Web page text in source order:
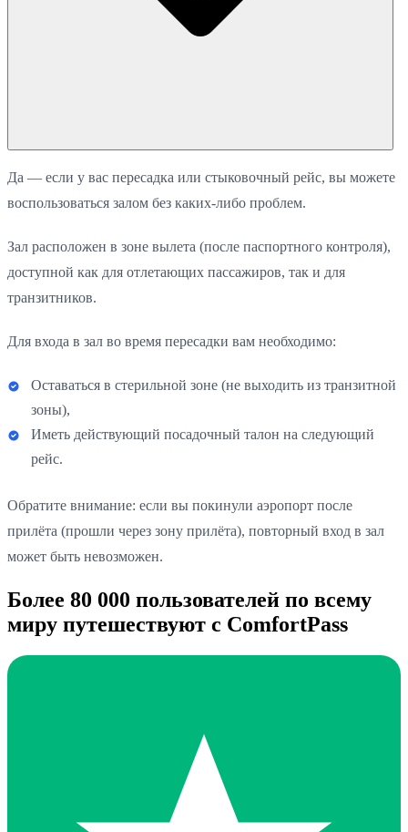
Да — если у вас пересадка или стыковочный рейс, вы можете
воспользоваться залом без каких-либо проблем.
Зал расположен в зоне вылета (после паспортного контроля),
доступной как для отлетающих пассажиров, так и для
транзитников.
Для входа в зал во время пересадки вам необходимо:
Оставаться в стерильной зоне (не выходить из транзитной
зоны),
Иметь действующий посадочный талон на следующий
рейс.
Обратите внимание: если вы покинули аэропорт после
прилёта (прошли через зону прилёта), повторный вход в зал
может быть невозможен.
Более 80 000 пользователей по всему
миру путешествуют с ComfortPass